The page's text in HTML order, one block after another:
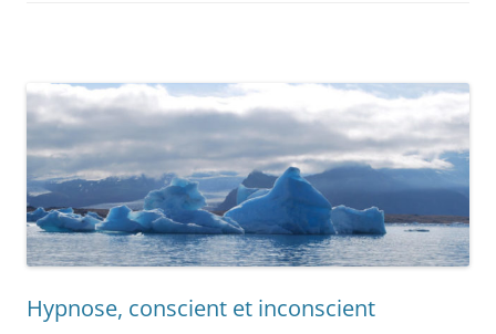
Hypnose, conscient et inconscient